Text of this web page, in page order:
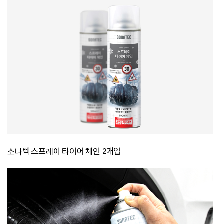
소나텍 스프레이 타이어 체인 2개입